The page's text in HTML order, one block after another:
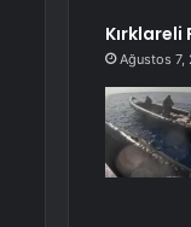
Kırklareli
Ağustos 7,